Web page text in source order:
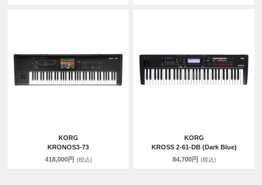
KORG
KRONOS3-73
418,000円 (税込)
KORG
KROSS 2-61-DB (Dark Blue)
84,700円 (税込)